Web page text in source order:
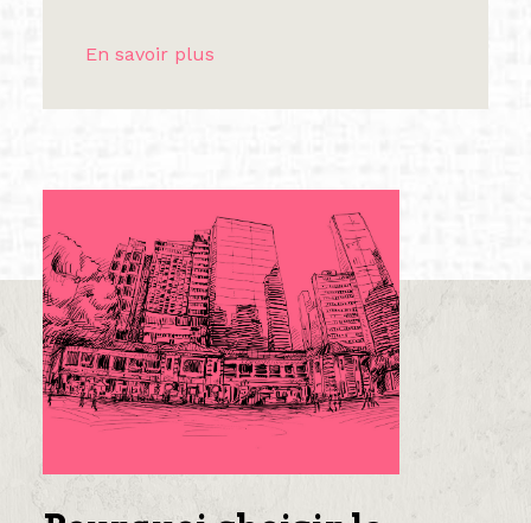
En savoir plus